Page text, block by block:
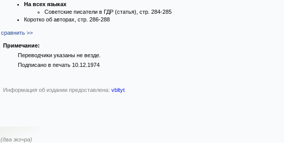
На всех языках
Советские писатели в ГДР (статья), стр. 284-285
Коротко об авторах, стр. 286-288
сравнить >>
Примечание:
Переводчики указаны не везде.
Подписано в печать 10.12.1974
Информация об издании предоставлена: vbltyt
(два экз=ра)